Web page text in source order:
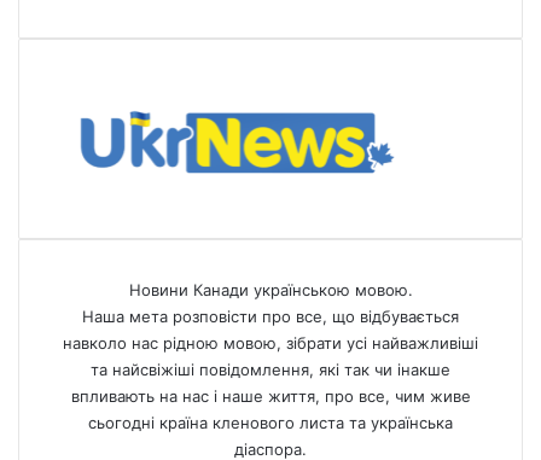
Новини Канади українською мовою.
Наша мета розповісти про все, що відбувається
навколо нас рідною мовою, зібрати усі найважливіші
та найсвіжіші повідомлення, які так чи інакше
впливають на нас і наше життя, про все, чим живе
сьогодні країна кленового листа та українська
діаспора.